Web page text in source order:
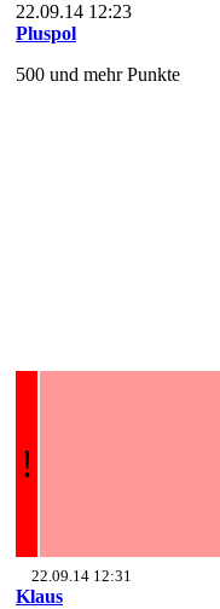
22.09.14 12:23
Pluspol
500 und mehr Punkte
!
22.09.14 12:31
Klaus